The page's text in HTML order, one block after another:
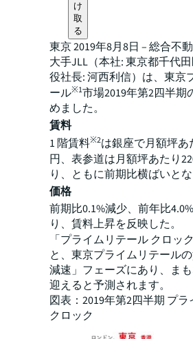
け
取
る
東京 2019年8月8日 – 総合不
大手JLL（本社: 東京都千代
役社長: 河西利信）は、東京
ール※1市場2019年第2四半期
めました。
賃料
1 階賃料※2は銀座で月額坪あ
円、表参道は月額坪あたり
り、ともに前期比横ばいとな
価格
前期比0.1%減少、前年比
り、賃料上昇を反映した。
「プライムリテール クロック
と、東京プライムリテール
減速」フェーズにあり、ま
迎えると予測されます。
図表：2019年第2四半期 プ
クロック